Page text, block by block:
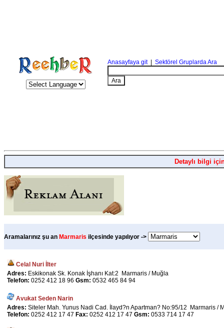
Anasayfaya git| Sektörel Gruplarda Ara
Detaylı bilgi
Aramalarınız şu an Marmaris ilçesinde yapılıyor ->
Celal Nuri İlter
Adres: Eskikonak Sk. Konak İşhanı Kat:2 Marmaris / Muğla
Telefon: 0252 412 18 96 Gsm: 0532 465 84 94
Avukat Seden Narin
Adres: Siteler Mah. Yunus Nadi Cad. İlayd?n Apartman? No:95/12 Marmaris /
Telefon: 0252 412 17 47 Fax: 0252 412 17 47 Gsm: 0533 714 17 47